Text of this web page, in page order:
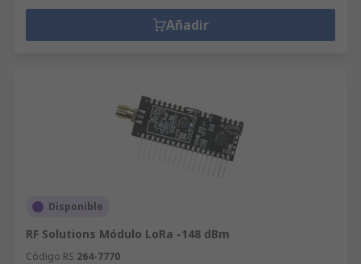
Añadir
Disponible
RF Solutions Módulo LoRa -148 dBm
Código RS 264-7770